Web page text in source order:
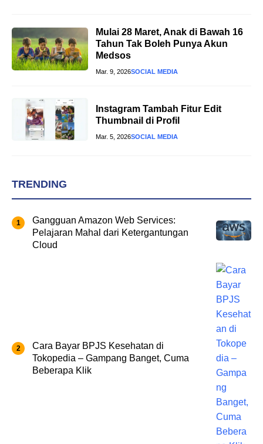
Mulai 28 Maret, Anak di Bawah 16
Tahun Tak Boleh Punya Akun
Medsos
Mar. 9, 2026SOCIAL MEDIA
Instagram Tambah Fitur Edit
Thumbnail di Profil
Mar. 5, 2026SOCIAL MEDIA
TRENDING
Gangguan Amazon Web Services:
Pelajaran Mahal dari Ketergantungan
Cloud
Cara Bayar BPJS Kesehatan di
Tokopedia – Gampang Banget, Cuma
Beberapa Klik